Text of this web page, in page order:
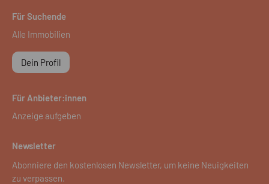
Für Suchende
Alle Immobilien
Dein Profil
Für Anbieter:innen
Anzeige aufgeben
Newsletter
Abonniere den kostenlosen Newsletter, um keine Neuigkeiten
zu verpassen.